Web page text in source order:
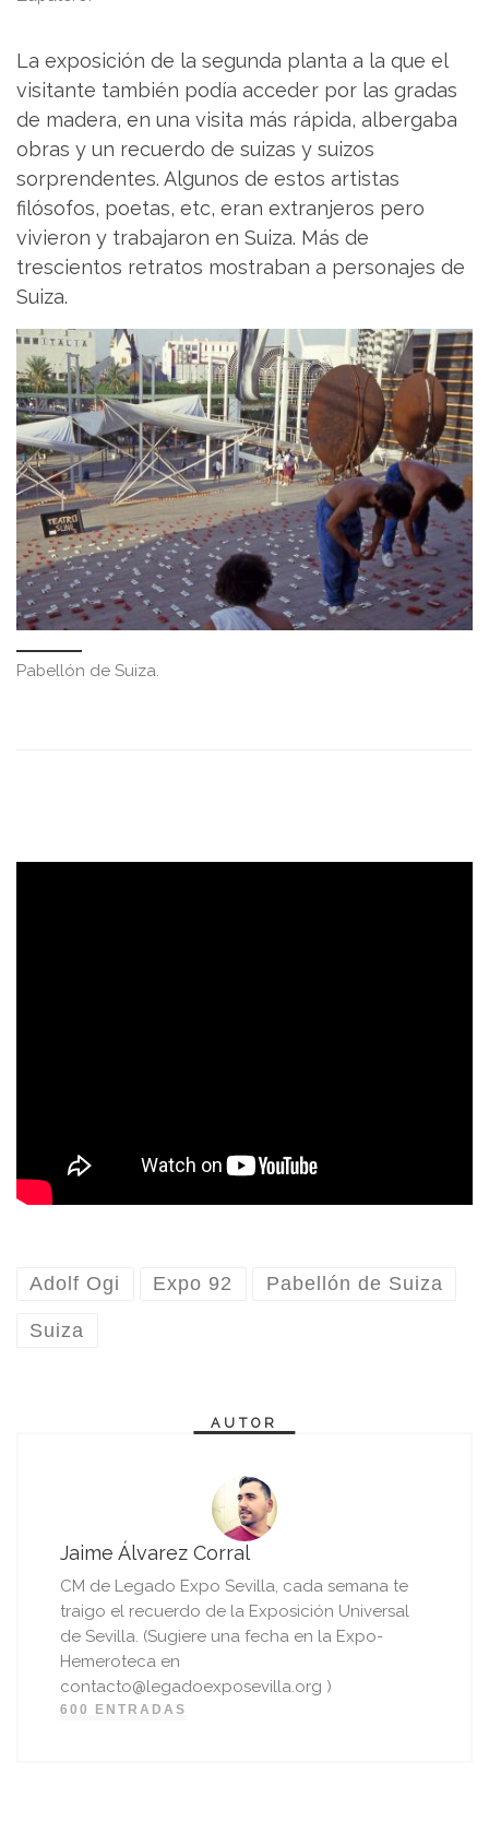
La exposición de la segunda planta a la que el
visitante también podía acceder por las gradas
de madera, en una visita más rápida, albergaba
obras y un recuerdo de suizas y suizos
sorprendentes. Algunos de estos artistas
filósofos, poetas, etc, eran extranjeros pero
vivieron y trabajaron en Suiza. Más de
trescientos retratos mostraban a personajes de
Suiza.
Pabellón de Suiza.
Adolf Ogi Expo 92 Pabellón de Suiza
Suiza
AUTOR
Jaime Álvarez Corral
CM de Legado Expo Sevilla, cada semana te
traigo el recuerdo de la Exposición Universal
de Sevilla. (Sugiere una fecha en la Expo-
Hemeroteca en
contacto@legadoexposevilla.org )
600 ENTRADAS